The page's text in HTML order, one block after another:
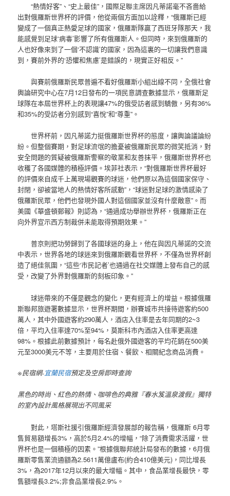
“熱情好客”、“史上最佳”，國際足聯主席因凡蒂諾毫不吝嗇給
出對俄羅斯世界杯的評價，他從兩個方面加以詮釋，“俄羅斯已經
變成了一個真正熱愛足球的國家，俄羅斯隊贏了西班牙隊那天，我
能感覺到足球‘病毒’影響了所有俄羅斯人。但同時，來到俄羅斯的
人也好像來到了一個‘不認識’的國家，因為這裏的一切讓我們意識
到，賽前外界的‘恐懼和焦慮’是錯誤的，現實正好相反。”
與賽前俄羅斯民眾普遍不看好俄羅斯小組出線不同，全俄社會
輿論研究中心在7月12日發布的一項民意調查數據显示，俄羅斯足
球隊在本屆世界杯上的表現讓47%的俄受訪者感到驕傲，另有36%
和35%的受訪者分別感到“喜悅”和“尊重”。
世界杯前，因凡蒂諾力挺俄羅斯世界杯的態度，讓輿論議論紛
紛。但整個賽期，對足球流氓的擔憂被俄羅斯民眾的微笑抵消，對
安全問題的質疑被俄羅斯警察的敬業和友善抹平，俄羅斯世界杯也
收穫了各國媒體的積極評價。埃菲社表示，“對俄羅斯世界杯最好
的評價來自成千上萬現場觀賽的球迷，他們原以為這個國家保守、
封閉，卻被當地人的熱情好客所感動”，“球迷對足球的激情感染了
俄羅斯民眾，他們也發現外國人對這個國家並沒有什麼敵意”。而
美國《華盛頓郵報》則認為，“通過成功舉辦世界杯，俄羅斯正在
向外界宣示西方制裁併未能取得預期效果。”
普京則把功勞歸到了各國球迷的身上，他在與因凡蒂諾的交流
中表示，世界各地的球迷來到俄羅斯觀看世界杯，不僅為世界杯創
造了絕佳氛圍，“這些‘市民記者’也通過在社交媒體上發布自己的感
受，改變了外界對俄羅斯的刻板印象。”
球迷帶來的不僅是觀念的變化，更有經濟上的增益。根據俄羅
斯聯邦旅遊署數據显示，世界杯期間，辦賽城市共接待遊客約500
萬人，其中外國遊客約290萬人，酒店入住率是去年同期的2~3
倍，平均入住率達70%至94%，莫斯科市內酒店入住率更高達
98%。根據此前數據預計，每名赴俄外國遊客的平均花銷在500美
元至3000美元不等，主要用於住宿、餐飲、相關紀念商品消費。
※民宿網-宜蘭民宿預定及空房即時查詢
黑色的時尚、紅色的熱情、咖啡色的典雅『春水笈溫泉渡假』獨特
的室內設計風格展現出不同風采
對此，塔斯社援引俄羅斯經濟發展部的報告稱，俄羅斯 6月零
售貿易額增長3%，高於5月2.4%的增幅，“除了消費需求活躍，世
界杯也是一個積極的因素。”根據俄聯邦統計局發布的數據，6月俄
羅斯零售業流通額為2.5611萬億盧布(約合410億美元)，同比增長
3%，為2017年12月以來的最大增幅。其中，食品業增長最快，零
售額增長3.2%;非食品業增長2.9%。